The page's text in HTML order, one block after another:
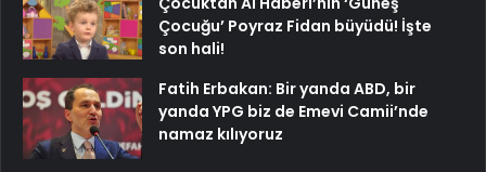
Çocuğu’ Poyraz Fidan büyüdü! İşte
son hali!
Fatih Erbakan: Bir yanda ABD, bir
yanda YPG biz de Emevi Camii’nde
namaz kılıyoruz